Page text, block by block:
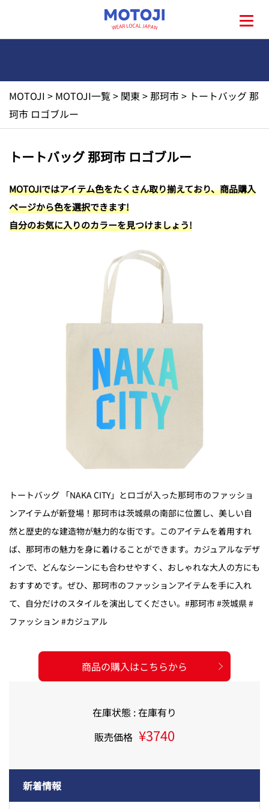
地元一覧
お問い合わせ
MOTOJI > MOTOJI一覧> 関東 >那珂市> トートバッグ 那
珂市 ロゴブルー
新着情報
トートバッグ 那珂市 ロゴブルー
MOTOJIではアイテム色をたくさん取り揃えており、商品購入
ページから色を選択できます!
自分のお気に入りのカラーを見つけましょう!
トートバッグ 「NAKA CITY」とロゴが入った那珂市のファッショ
ンアイテムが新登場！那珂市は茨城県の南部に位置し、美しい自
然と歴史的な建造物が魅力的な街です。このアイテムを着用すれ
ば、那珂市の魅力を身に着けることができます。カジュアルなデザ
インで、どんなシーンにも合わせやすく、おしゃれな大人の方にも
おすすめです。ぜひ、那珂市のファッションアイテムを手に入れ
て、自分だけのスタイルを演出してください。#那珂市 #茨城県 #
ファッション #カジュアル
商品の購入はこちらから
在庫状態 : 在庫有り
販売価格 ¥3740